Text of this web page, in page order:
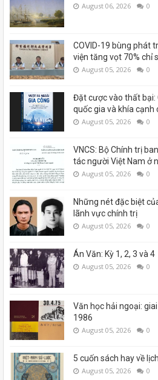
August 06, 2026 0
COVID-19 bùng phát
viện tăng vọt 70% chỉ
August 05, 2026 0
Đặt cược vào thất bại:
quốc gia và khía cạnh
August 05, 2026 0
VNCS: Bộ Chính trị
tác người Việt Nam ở
August 05, 2026 0
Những nét đặc biệt
lãnh vực chính trị
August 05, 2026 0
Án Văn: Kỳ 1, 2, 3 và 4
August 05, 2026 0
Văn học hải ngoại:
1986
August 05, 2026 0
5 cuốn sách hay về
August 05, 2026 0